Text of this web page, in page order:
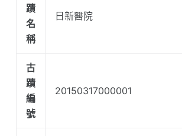
蹟
名
稱
日新醫院
古
蹟
編
號
20150317000001